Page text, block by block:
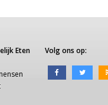
Eten
Volg ons op: